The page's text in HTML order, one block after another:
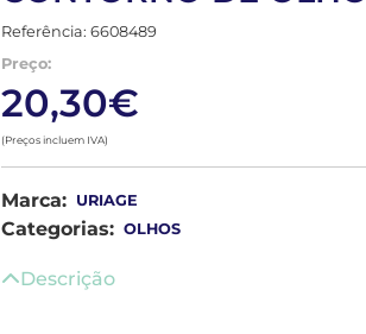
Referência: 6608489
Preço:
20,30€
(Preços incluem IVA)
Marca: URIAGE
Categorias: OLHOS
Descrição